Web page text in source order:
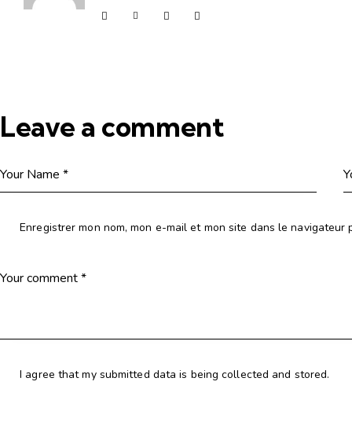
Leave a comment
Enregistrer mon nom, mon e-mail et mon site dans le navigateur
I agree that my submitted data is being collected and stored.